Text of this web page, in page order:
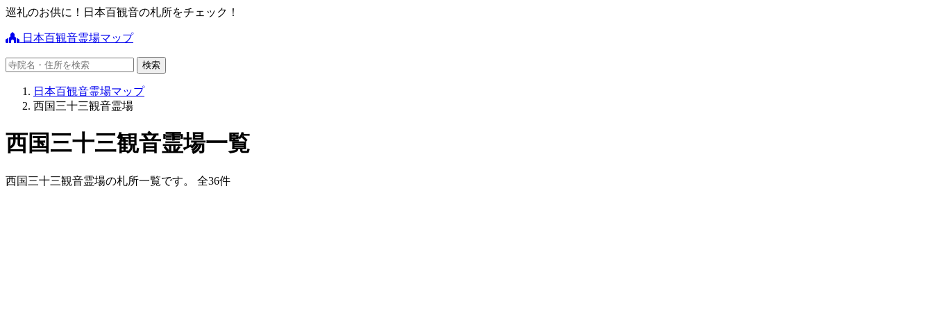
巡礼のお供に！日本百観音の札所をチェック！
日本百観音霊場マップ
日本百観音霊場マップ
西国三十三観音霊場
西国三十三観音霊場一覧
西国三十三観音霊場の札所一覧です。 全36件